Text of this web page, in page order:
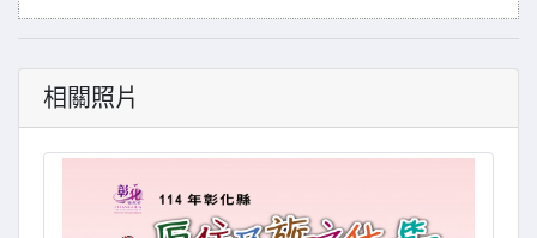
相關照片